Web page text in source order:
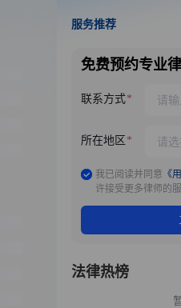
服务推荐
免费预约专业
联系方式
所在地区
我已阅读并同意 《
许接受更多律师的
法律热榜